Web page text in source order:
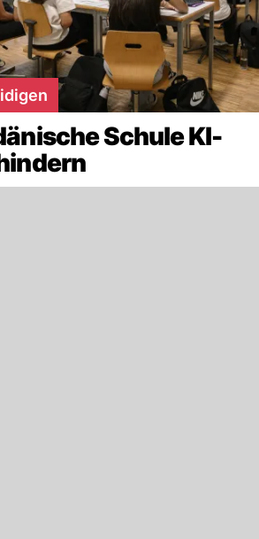
Schule KI-